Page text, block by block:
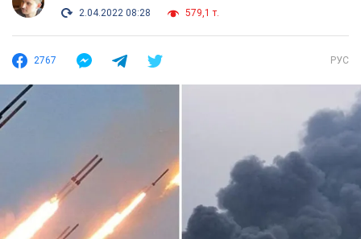
2.04.2022 08:28
579,1 т.
2767 РУС